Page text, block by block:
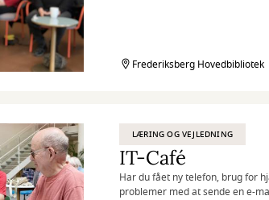
Frederiksberg Hovedbibliotek
LÆRING OG VEJLEDNING
IT-Café
Har du fået ny telefon, brug for
problemer med at sende en e-